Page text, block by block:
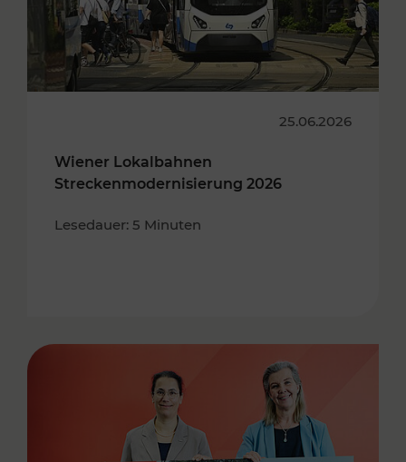
25.06.2026
Wiener Lokalbahnen
Streckenmodernisierung 2026
Lesedauer: 5 Minuten